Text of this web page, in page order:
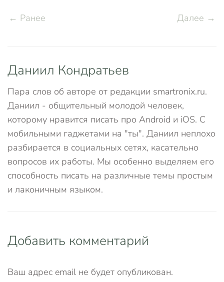
← Ранее Далее →
Даниил Кондратьев
Пара слов об авторе от редакции smartronix.ru.
Даниил - общительный молодой человек,
которому нравится писать про Android и iOS. С
мобильными гаджетами на "ты". Даниил неплохо
разбирается в социальных сетях, касательно
вопросов их работы. Мы особенно выделяем его
способность писать на различные темы простым
и лаконичным языком.
Добавить комментарий
Ваш адрес email не будет опубликован.